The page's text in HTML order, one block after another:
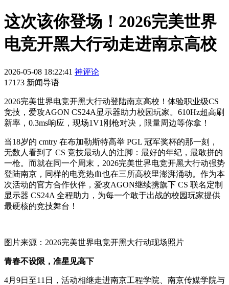
这次该你登场！2026完美世界
电竞开黑大行动走进南京高校
2026-05-08 18:22:41 神评论
17173 新闻导语
2026完美世界电竞开黑大行动登陆南京高校！体验职业级CS
竞技，爱攻AGON CS24A显示器助力校园玩家。610Hz超高刷
新率，0.3ms响应，现场1V1刚枪对决，限量周边等你拿！
当18岁的 cmtry 在布加勒斯特高举 PGL 冠军奖杯的那一刻，
无数人看到了 CS 竞技最动人的注脚：最好的年纪，最敢拼的
一枪。而就在同一个周末，2026完美世界电竞开黑大行动强势
登陆南京，同样的电竞热血也在三所高校里澎湃涌动。作为本
次活动的官方合作伙伴，爱攻AGON继续携旗下 CS 联名定制
显示器 CS24A 全程助力，为每一个敢于出战的校园玩家提供
最硬核的竞技舞台！
图片来源：2026完美世界电竞开黑大行动现场照片
青春不设限，准星见高下
4月9日至11日，活动相继走进南京工程学院、南京传媒学院与